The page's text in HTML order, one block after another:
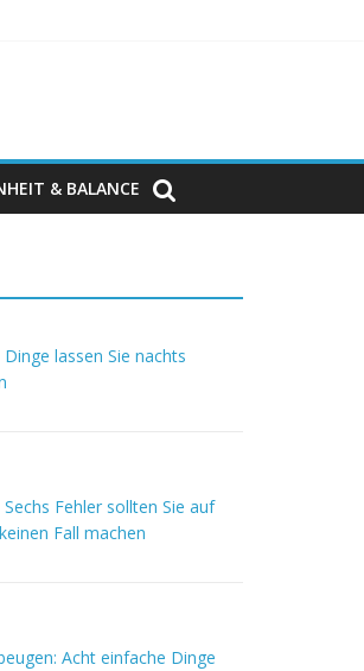
& BALANCE
lassen Sie nachts
Fehler sollten Sie auf
Fall machen
Acht einfache Dinge